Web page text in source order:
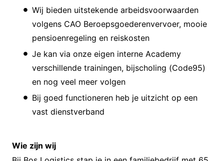
Wij bieden uitstekende arbeidsvoorwaarden
volgens CAO Beroepsgoederenvervoer, mooie
pensioenregeling en reiskosten
Je kan via onze eigen interne Academy
verschillende trainingen, bijscholing (Code95)
en nog veel meer volgen
Bij goed functioneren heb je uitzicht op een
vast dienstverband
Wie zijn wij